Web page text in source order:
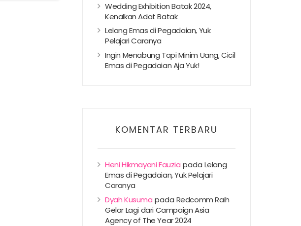
Wedding Exhibition Batak 2024,
Kenalkan Adat Batak
Lelang Emas di Pegadaian, Yuk
Pelajari Caranya
Ingin Menabung Tapi Minim Uang, Cicil
Emas di Pegadaian Aja Yuk!
KOMENTAR TERBARU
Heni Hikmayani Fauzia pada Lelang
Emas di Pegadaian, Yuk Pelajari
Caranya
Dyah Kusuma pada Redcomm Raih
Gelar Lagi dari Campaign Asia
Agency of The Year 2024